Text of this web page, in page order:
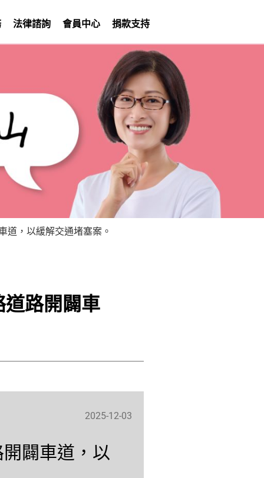
法律諮詢 會員中心 捐款支持
道，以緩解交通堵塞案。
路開闢車
2025-12-03
闢車道，以